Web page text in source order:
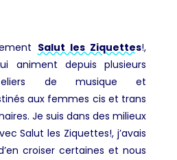
Salut les Ziquettes!,
animent depuis plusieurs
de musique et
aux femmes cis et trans
Je suis dans des milieux
Salut les Ziquettes!, j’avais
croiser certaines et nous